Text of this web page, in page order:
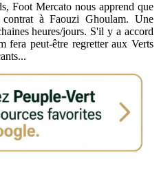
Foot Mercato nous apprend que
à Faouzi Ghoulam. Une
heures/jours. S'il y a accord
fera peut-être regretter aux Verts